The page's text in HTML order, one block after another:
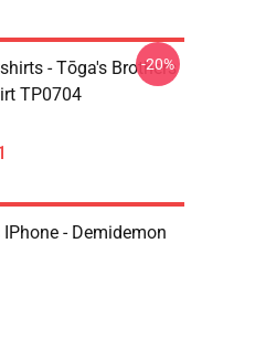
- Tōga's Brothers
TP0704
-20%
- Demidemon